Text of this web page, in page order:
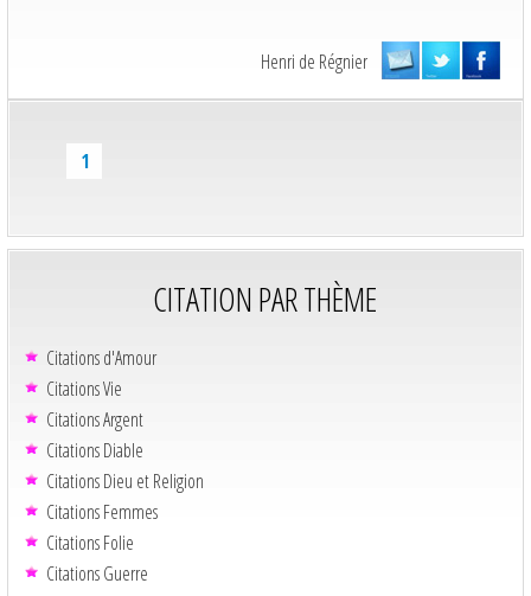
Henri de Régnier
1
CITATION PAR THÈME
Citations d'Amour
Citations Vie
Citations Argent
Citations Diable
Citations Dieu et Religion
Citations Femmes
Citations Folie
Citations Guerre